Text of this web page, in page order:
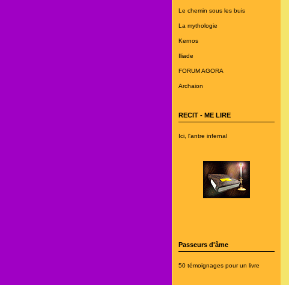
Le chemin sous les buis
La mythologie
Kernos
Iliade
FORUM AGORA
Archaion
RECIT - ME LIRE
Ici, l'antre infernal
Passeurs d'âme
50 témoignages pour un livre